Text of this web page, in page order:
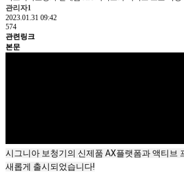
관리자1
2023.01.31 09:42
574
관련링크
본문
시그니아 보청기의 신제품 AX플랫폼과 액티브
새롭게 출시되었습니다!